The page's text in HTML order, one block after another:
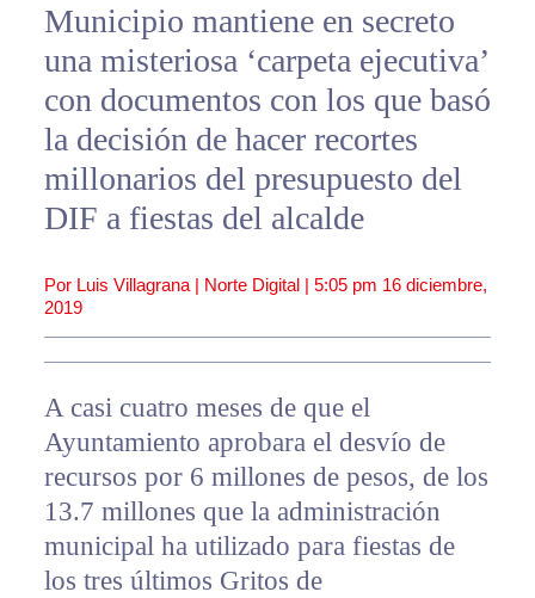
Municipio mantiene en secreto
una misteriosa ‘carpeta ejecutiva’
con documentos con los que basó
la decisión de hacer recortes
millonarios del presupuesto del
DIF a fiestas del alcalde
Por Luis Villagrana | Norte Digital | 5:05 pm 16 diciembre,
2019
A casi cuatro meses de que el
Ayuntamiento aprobara el desvío de
recursos por 6 millones de pesos, de los
13.7 millones que la administración
municipal ha utilizado para fiestas de
los tres últimos Gritos de